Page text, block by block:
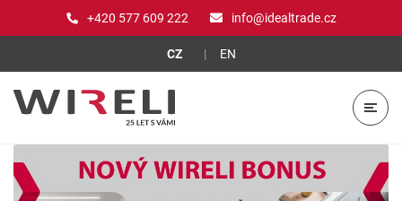
+420 577 609 222 info@idealtrade.cz
CZ EN